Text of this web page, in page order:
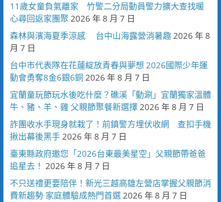
11歲女童負氣離家 竹警二分局動員警力擴大查找暖
心尋回返家團聚 2026 年 8 月 7 日
森林與濱海夏季涼感 台中山海露營消暑趣2026 年 8
月 7 日
台中市代表隊在花蓮綻放青春與夢想 2026國際少年運
動會勇奪8金6銀6銅 2026 年 8 月 7 日
宜蘭童玩節玩水後吃什麼？礁溪「動涮」宜蘭獨家溫體
牛、豬、羊、雞 父親節聚餐新選擇2026 年 8 月 7 日
詐團收水手現身就栽了！前鎮警方埋伏收網 查扣手機
揪出幕後黑手2026 年 8 月 7 日
臺東縣政府邀您「2026台東最美星空」父親節帶爸爸
追星去！ 2026 年 8 月 7 日
不只送禮更要陪伴！新光三越高雄左營店掌握父親節消
費新趨勢 家庭體驗成熱門首選2026 年 8 月 7 日